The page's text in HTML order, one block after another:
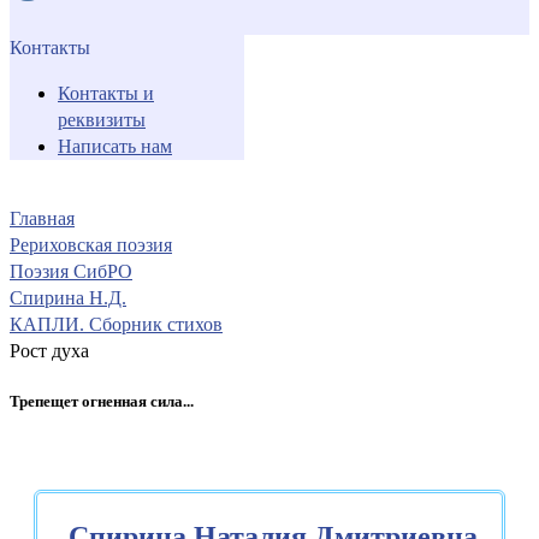
Контакты
Контакты и
реквизиты
Написать нам
Главная
Рериховская поэзия
Поэзия СибРО
Спирина Н.Д.
КАПЛИ. Сборник стихов
Рост духа
Трепещет огненная сила...